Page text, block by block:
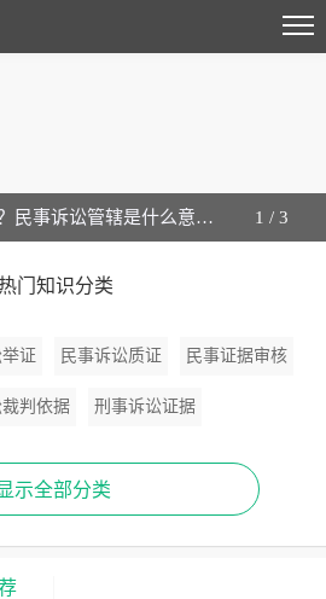
民事诉讼管辖分类有哪些？民事诉讼管辖是什么意思？_世界新消息 1 /3
门知识分类
证 民事诉讼质证 民事证据审核
判依据 刑事诉讼证据
示全部分类